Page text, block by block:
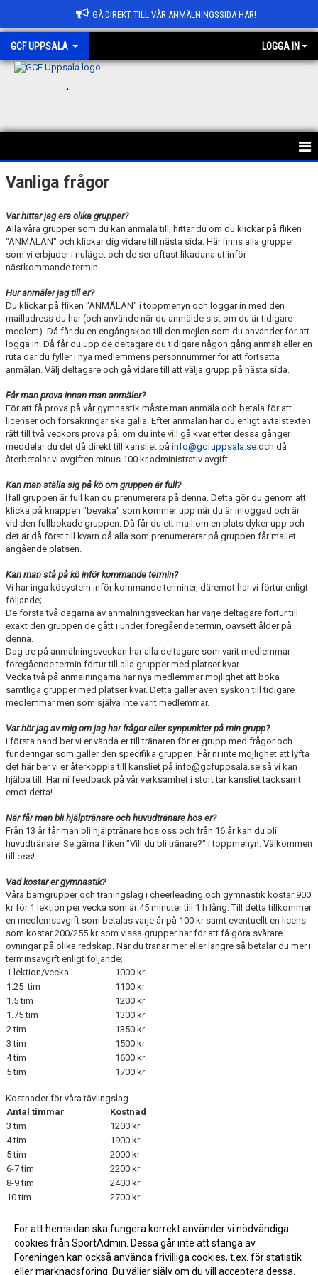
GÅ DIREKT TILL VÅR ANMÄLNINGSSIDA HÄR!
GCF UPPSALA LOGGA IN
.
HEM
OM GCF UPPSALA
FÖRENINGSKOLLEKTION
BÖRJA HOS OSS
NYHETER
FÖR MEDLEMMAR
PARTNERS
TRYGG IDROTT
FAQ
Vanliga frågor
Var hittar jag era olika grupper?
Alla våra grupper som du kan anmäla till, hittar du om du klickar på fliken
"ANMÄLAN" och klickar dig vidare till nästa sida. Här finns alla grupper
som vi erbjuder i nuläget och de ser oftast likadana ut inför
nästkommande termin.
Hur anmäler jag till er?
Du klickar på fliken "ANMÄLAN" i toppmenyn och loggar in med den
mailladress du har (och använde när du anmälde sist om du är tidigare
medlem). Då får du en engångskod till den mejlen som du använder för att
logga in. Då får du upp de deltagare du tidigare någon gång anmält eller en
ruta där du fyller i nya medlemmens personnummer för att fortsätta
anmälan. Välj deltagare och gå vidare till att välja grupp på nästa sida.
Får man prova innan man anmäler?
För att få prova på vår gymnastik måste man anmäla och betala för att
licenser och försäkringar ska gälla. Efter anmälan har du enligt avtalstexten
rätt till två veckors prova på, om du inte vill gå kvar efter dessa gånger
meddelar du det då direkt till kansliet på info@gcfuppsala.se och då
återbetalar vi avgiften minus 100 kr administrativ avgift.
Kan man ställa sig på kö om gruppen är full?
Ifall gruppen är full kan du prenumerera på denna. Detta gör du genom att
klicka på knappen "bevaka" som kommer upp när du är inloggad och är
vid den fullbokade gruppen. Då får du ett mail om en plats dyker upp och
det är då först till kvarn då alla som prenumererar på gruppen får mailet
angående platsen.
Kan man stå på kö inför kommande termin?
Vi har inga kösystem inför kommande terminer, däremot har vi förtur enligt
följande;
De första två dagarna av anmälningsveckan har varje deltagare förtur till
exakt den gruppen de gått i under föregående termin, oavsett ålder på
denna.
Dag tre på anmälningsveckan har alla deltagare som varit medlemmar
föregående termin förtur till alla grupper med platser kvar.
Vecka två på anmälningarna har nya medlemmar möjlighet att boka
samtliga grupper med platser kvar. Detta gäller även syskon till tidigare
medlemmar men som själva inte varit medlemmar.
Var hör jag av mig om jag har frågor eller synpunkter på min grupp?
I första hand ber vi er vända er till tränaren för er grupp med frågor och
funderingar som gäller den specifika gruppen. Får ni inte möjlighet att lyfta
det här ber vi er återkoppla till kansliet på info@gcfuppsala.se så vi kan
hjälpa till. Har ni feedback på vår verksamhet i stort tar kansliet tacksamt
emot detta!
När får man bli hjälptränare och huvudtränare hos er?
Från 13 år får man bli hjälptränare hos oss och från 16 år kan du bli
huvudtränare! Se gärna fliken "Vill du bli tränare?" i toppmenyn. Välkommen
till oss!
Vad kostar er gymnastik?
Våra barngrupper och träningslag i cheerleading och gymnastik kostar 900
kr för 1 lektion per vecka som är 45 minuter till 1 h lång. Till detta tillkommer
en medlemsavgift som betalas varje år på 100 kr samt eventuellt en licens
som kostar 200/255 kr som vissa grupper har för att få göra svårare
övningar på olika redskap. När du tränar mer eller längre så betalar du mer i
terminsavgift enligt följande;
1 lektion/vecka
1000 kr
1.25 tim
1100 kr
1.5 tim
1200 kr
1.75 tim
1300 kr
2 tim
1350 kr
3 tim
1500 kr
4 tim
1600 kr
5 tim
1700 kr
Kostnader för våra tävlingslag
Antal timmar
Kostnad
3 tim
1200 kr
4 tim
1900 kr
5 tim
2000 kr
6-7 tim
2200 kr
8-9 tim
2400 kr
10 tim
2700 kr
16 tim +
3700 kr
För att hemsidan ska fungera korrekt använder vi nödvändiga
cookies från SportAdmin. Dessa går inte att stänga av.
Föreningen kan också använda frivilliga cookies, t.ex. för statistik
eller marknadsföring. Du väljer själv om du vill acceptera dessa.